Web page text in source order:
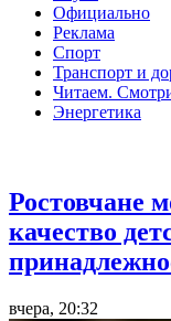
Официально
Реклама
Спорт
Транспорт и
Читаем.
Энергетика
Ростовчане
качество
вчера, 20:32